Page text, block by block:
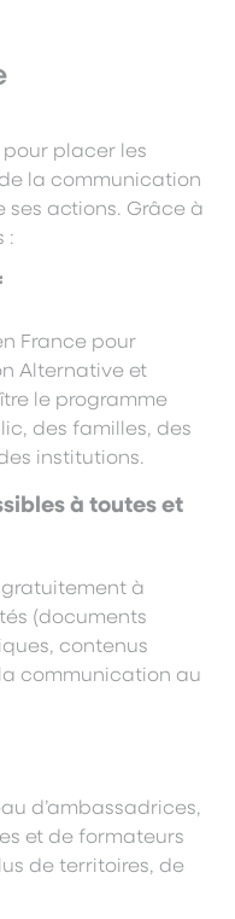
placer les
la communication
actions. Grâce à
:
France pour
Alternative et
le programme
des familles, des
institutions.
à toutes et
à
(documents
contenus
communication au
d’ambassadrices,
et de formateurs
de territoires, de